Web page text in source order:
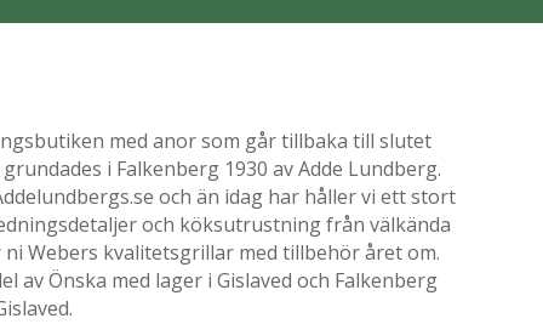
med anor som går tillbaka till slutet
i Falkenberg 1930 av Adde Lundberg.
och än idag har håller vi ett stort
och köksutrustning från välkända
Webers kvalitetsgrillar med tillbehör året om.
av Önska med lager i Gislaved och Falkenberg